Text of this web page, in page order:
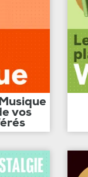
vos